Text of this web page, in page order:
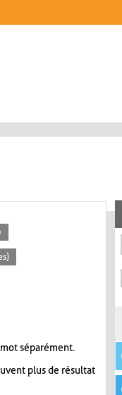
séparément.
plus de résultat